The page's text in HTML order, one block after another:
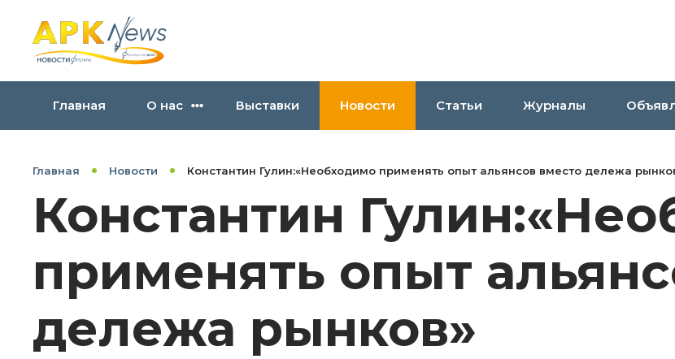
Главная О нас Выставки Новости Статьи Журналы
Главная Новости Константин Гулин:«Необходимо применять опыт альянсов вместо дележа
Константин
применять опыт
дележа рынков»